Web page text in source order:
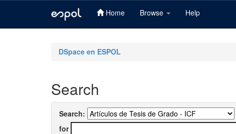
Home Browse Help
DSpace en ESPOL
Search
Search:
for